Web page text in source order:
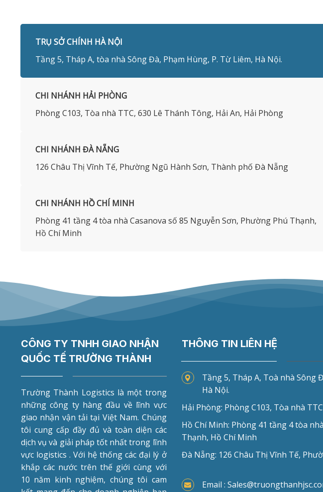
TRỤ SỞ CHÍNH HÀ NỘI
Tầng 5, Tháp A, tòa nhà Sông Đà, Phạm Hùng, P. Từ Liêm, Hà Nội.
CHI NHÁNH HẢI PHÒNG
Phòng C103, Tòa nhà TTC, 630 Lê Thánh Tông, Hải An, Hải Phòng
CHI NHÁNH ĐÀ NẴNG
126 Châu Thị Vĩnh Tế, Phường Ngũ Hành Sơn, Thành phố Đà Nẵng
CHI NHÁNH HỒ CHÍ MINH
Phòng 41 tầng 4 tòa nhà Casanova số 85 Nguyễn Sơn, Phường Phú Thạnh,
Hồ Chí Minh
CÔNG TY TNHH GIAO NHẬN
QUỐC TẾ TRƯỜNG THÀNH
Trường Thành Logistics là một trong
những công ty hàng đầu về lĩnh vực
giao nhận vận tải tại Việt Nam. Chúng
tôi cung cấp đầy đủ và toàn diện các
dịch vụ và giải pháp tốt nhất trong lĩnh
vực logistics . Với hệ thống các đại lý ở
khắp các nước trên thế giới cùng với
10 năm kinh nghiệm, chúng tôi cam
THÔNG TIN LIÊN HỆ
Tầng 5, Tháp A, Toà nhà Sông
Hà Nội.
Hải Phòng: Phòng C103, Tòa nhà
Hồ Chí Minh: Phòng 41 tầng 4 tòa
Thạnh, Hồ Chí Minh
Đà Nẵng: 126 Châu Thị Vĩnh Tế,
Email :